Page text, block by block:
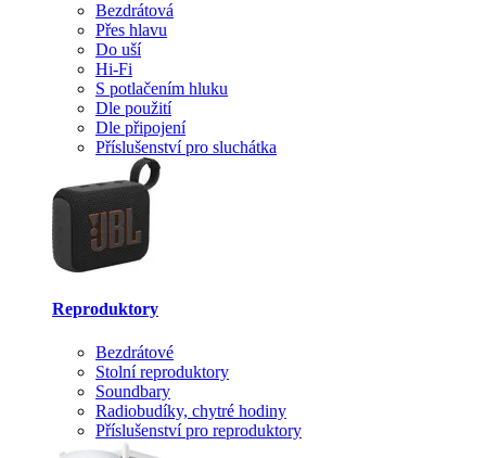
Bezdrátová
Přes hlavu
Do uší
Hi-Fi
S potlačením hluku
Dle použití
Dle připojení
Příslušenství pro sluchátka
Reproduktory
Bezdrátové
Stolní reproduktory
Soundbary
Radiobudíky, chytré hodiny
Příslušenství pro reproduktory